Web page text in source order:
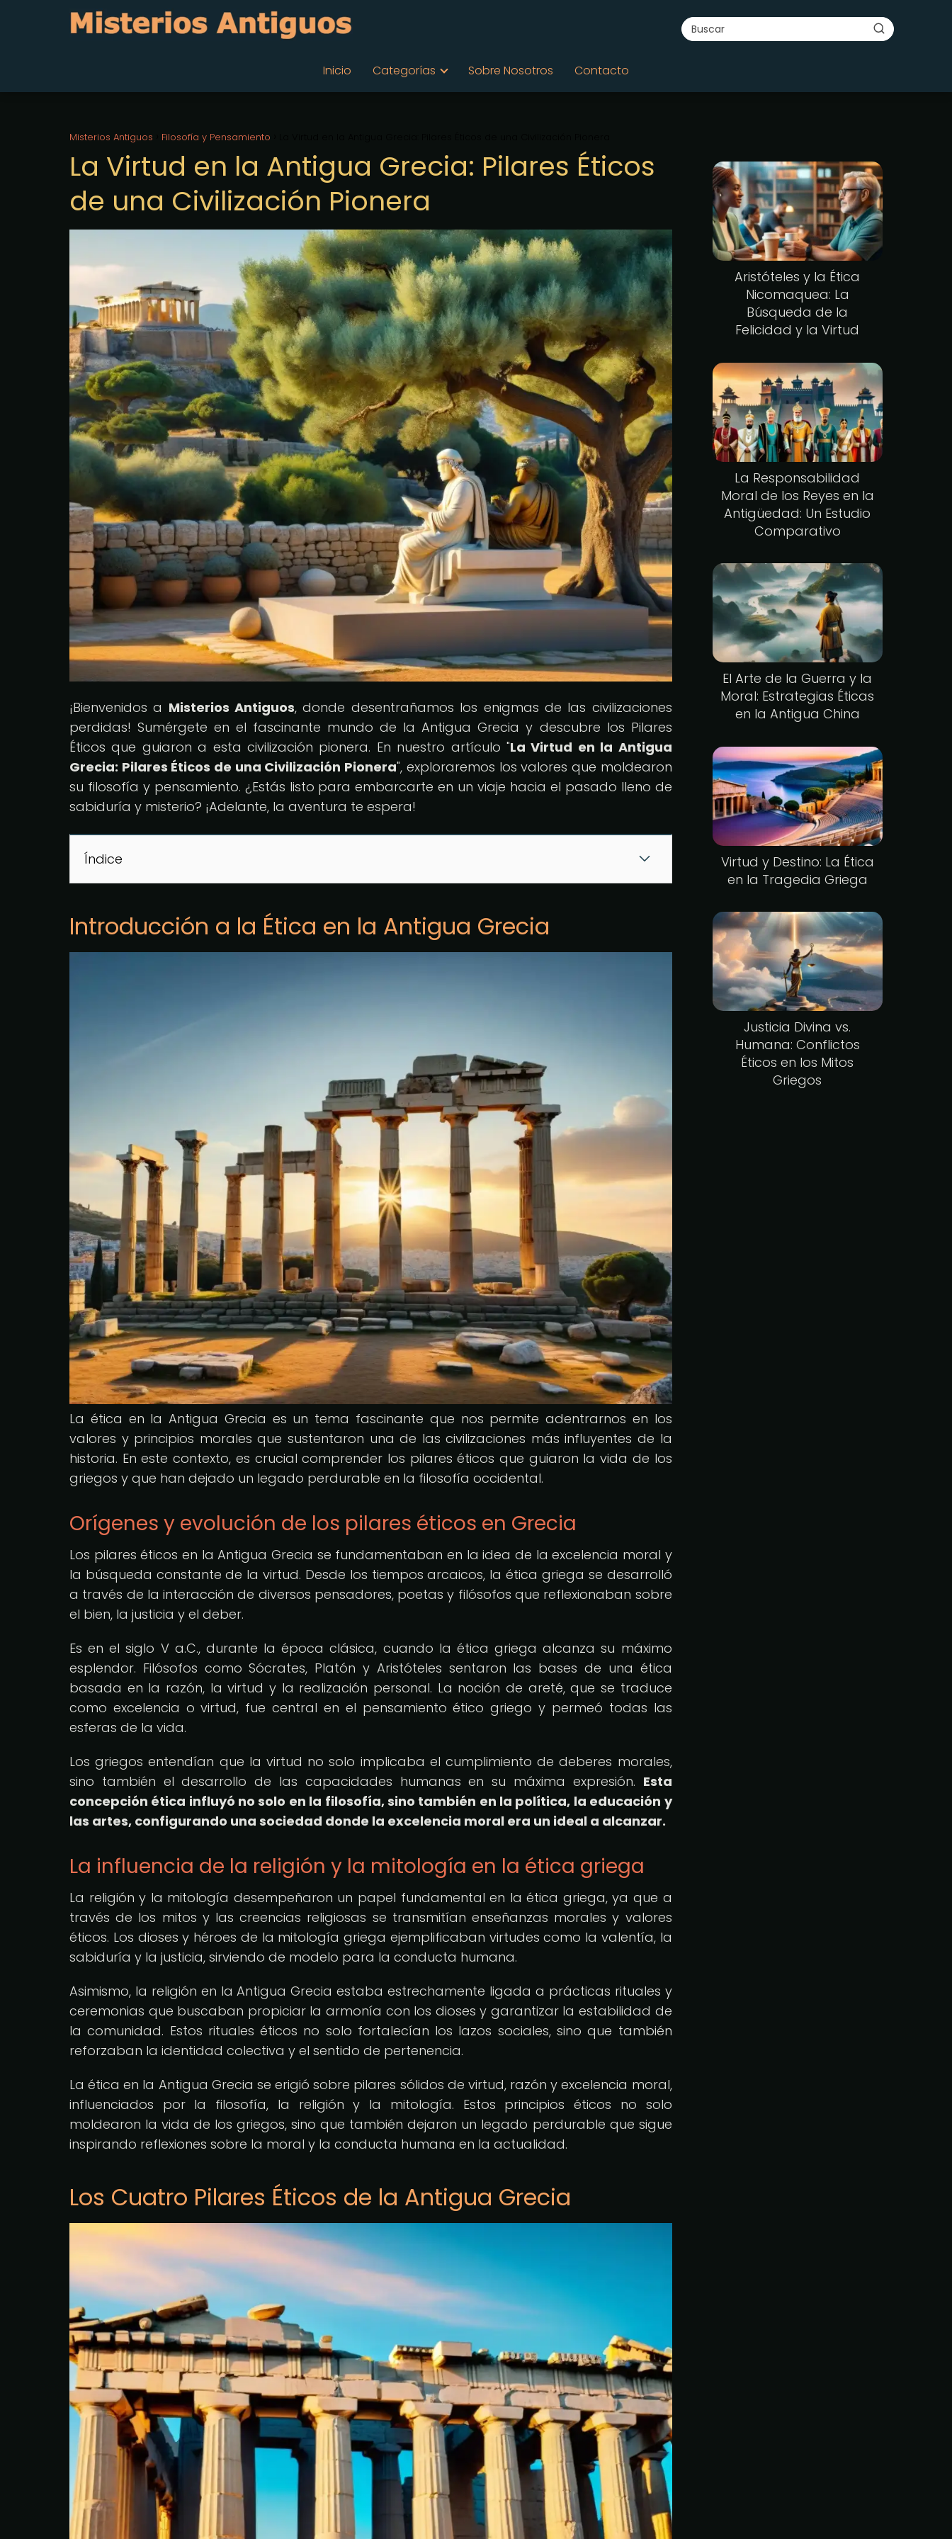
Inicio Categorías Sobre Nosotros Contacto
Misterios Antiguos Filosofía y Pensamiento
La Virtud en la Antigua Grecia: Pilares Éticos
de una Civilización Pionera
¡Bienvenidos a Misterios Antiguos, donde desentrañamos los enigmas de las civilizaciones
perdidas! Sumérgete en el fascinante mundo de la Antigua Grecia y descubre los Pilares
Éticos que guiaron a esta civilización pionera. En nuestro artículo "La Virtud en la Antigua
Grecia: Pilares Éticos de una Civilización Pionera", exploraremos los valores que moldearon
su filosofía y pensamiento. ¿Estás listo para embarcarte en un viaje hacia el pasado lleno de
sabiduría y misterio? ¡Adelante, la aventura te espera!
Índice
Introducción a la Ética en la Antigua Grecia
La ética en la Antigua Grecia es un tema fascinante que nos permite adentrarnos en los
valores y principios morales que sustentaron una de las civilizaciones más influyentes de la
historia. En este contexto, es crucial comprender los pilares éticos que guiaron la vida de los
griegos y que han dejado un legado perdurable en la filosofía occidental.
Orígenes y evolución de los pilares éticos en Grecia
Los pilares éticos en la Antigua Grecia se fundamentaban en la idea de la excelencia moral y
la búsqueda constante de la virtud. Desde los tiempos arcaicos, la ética griega se desarrolló
a través de la interacción de diversos pensadores, poetas y filósofos que reflexionaban sobre
el bien, la justicia y el deber.
Es en el siglo V a.C., durante la época clásica, cuando la ética griega alcanza su máximo
esplendor. Filósofos como Sócrates, Platón y Aristóteles sentaron las bases de una ética
basada en la razón, la virtud y la realización personal. La noción de areté, que se traduce
como excelencia o virtud, fue central en el pensamiento ético griego y permeó todas las
esferas de la vida.
Los griegos entendían que la virtud no solo implicaba el cumplimiento de deberes morales,
sino también el desarrollo de las capacidades humanas en su máxima expresión. Esta
concepción ética influyó no solo en la filosofía, sino también en la política, la educación y
las artes, configurando una sociedad donde la excelencia moral era un ideal a alcanzar.
La influencia de la religión y la mitología en la ética griega
La religión y la mitología desempeñaron un papel fundamental en la ética griega, ya que a
través de los mitos y las creencias religiosas se transmitían enseñanzas morales y valores
éticos. Los dioses y héroes de la mitología griega ejemplificaban virtudes como la valentía, la
sabiduría y la justicia, sirviendo de modelo para la conducta humana.
Asimismo, la religión en la Antigua Grecia estaba estrechamente ligada a prácticas rituales y
ceremonias que buscaban propiciar la armonía con los dioses y garantizar la estabilidad de
la comunidad. Estos rituales éticos no solo fortalecían los lazos sociales, sino que también
reforzaban la identidad colectiva y el sentido de pertenencia.
La ética en la Antigua Grecia se erigió sobre pilares sólidos de virtud, razón y excelencia moral,
influenciados por la filosofía, la religión y la mitología. Estos principios éticos no solo
moldearon la vida de los griegos, sino que también dejaron un legado perdurable que sigue
inspirando reflexiones sobre la moral y la conducta humana en la actualidad.
Los Cuatro Pilares Éticos de la Antigua Grecia
Aristóteles y la Ética
Nicomaquea: La
Búsqueda de la
Felicidad y la Virtud
La Responsabilidad
Moral de los Reyes en la
Antigüedad: Un Estudio
Comparativo
El Arte de la Guerra y la
Moral: Estrategias Éticas
en la Antigua China
Virtud y Destino: La Ética
en la Tragedia Griega
Justicia Divina vs.
Humana: Conflictos
Éticos en los Mitos
Griegos